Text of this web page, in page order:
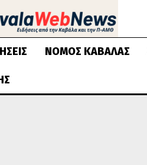
ΝΟΜΌΣ ΚΑΒΆΛΑΣ